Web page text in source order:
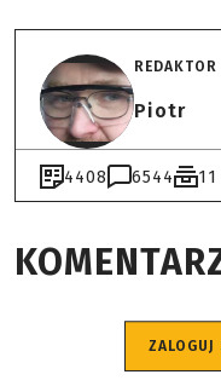
REDAKTOR
Piotr
4408 6544 11
ZALOGUJ